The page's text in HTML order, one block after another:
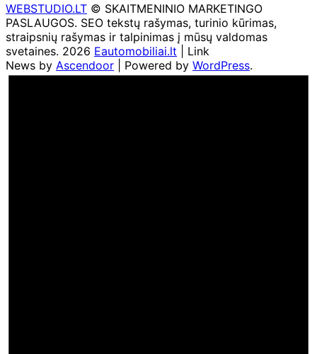
WEBSTUDIO.LT © SKAITMENINIO MARKETINGO
PASLAUGOS. SEO tekstų rašymas, turinio kūrimas,
straipsnių rašymas ir talpinimas į mūsų valdomas
svetaines. 2026 Eautomobiliai.lt | Link
News by Ascendoor | Powered by WordPress.